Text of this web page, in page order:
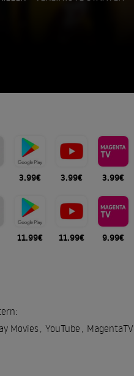
3.99€ 3.99€ 3.99€
11.99€ 11.99€ 9.99€
Movies, YouTube , MagentaTV